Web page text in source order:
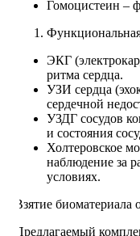
Гомоцистеин –
ЭКГ
ритма сердца.
УЗИ сердца
сердечной
УЗДГ сосудов
и состояния
Холтеровское
наблюдение за
условиях.
Взятие биоматериала
Предлагаемый